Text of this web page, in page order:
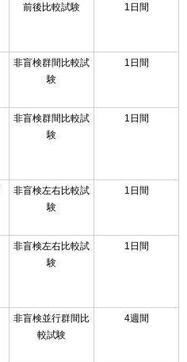
前後比較試験 1日間
非盲検群間比較試
験
1日間
非盲検群間比較試
験
1日間
非盲検左右比較試
験
1日間
非盲検左右比較試
験
1日間
非盲検並行群間比
較試験
4週間